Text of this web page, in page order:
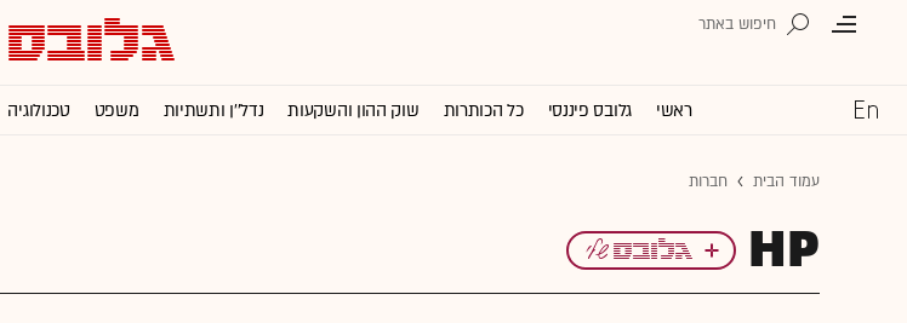
ראשי גלובס פיננסי כל הכותרות שוק ההון והשקעות נדל''ן ותשתיות משפט טכנולוגיה
עמוד הבית חברות
HP